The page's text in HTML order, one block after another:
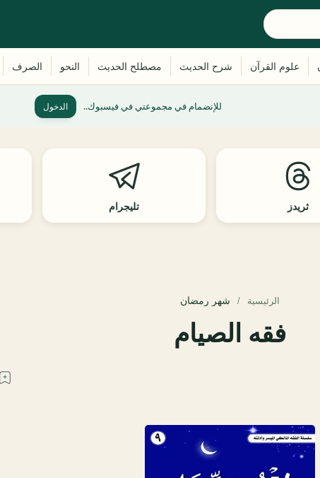
للإنضمام في مجموعتي في فيسبوك.. الدخول
ثريدز تليجرام
الرئيسية شهر رمضان
فقه الصيام